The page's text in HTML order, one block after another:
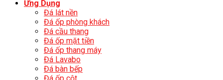
Ứng Dụng
Đá lát nền
Đá ốp phòng khách
Đá cầu thang
Đá ốp mặt tiền
Đá ốp thang máy
Đá Lavabo
Đá bàn bếp